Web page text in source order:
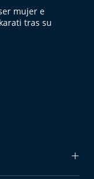
mujer e
tras su